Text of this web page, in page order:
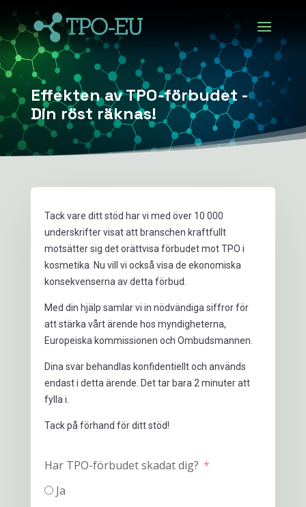
Effekten av TPO-förbudet -
Din röst räknas!
Tack vare ditt stöd har vi med över 10 000
underskrifter visat att branschen kraftfullt
motsätter sig det orättvisa förbudet mot TPO i
kosmetika. Nu vill vi också visa de ekonomiska
konsekvenserna av detta förbud.
Med din hjälp samlar vi in nödvändiga siffror för
att stärka vårt ärende hos myndigheterna,
Europeiska kommissionen och Ombudsmannen.
Dina svar behandlas konfidentiellt och används
endast i detta ärende. Det tar bara 2 minuter att
fylla i.
Tack på förhand för ditt stöd!
Har TPO-förbudet skadat dig?
Ja